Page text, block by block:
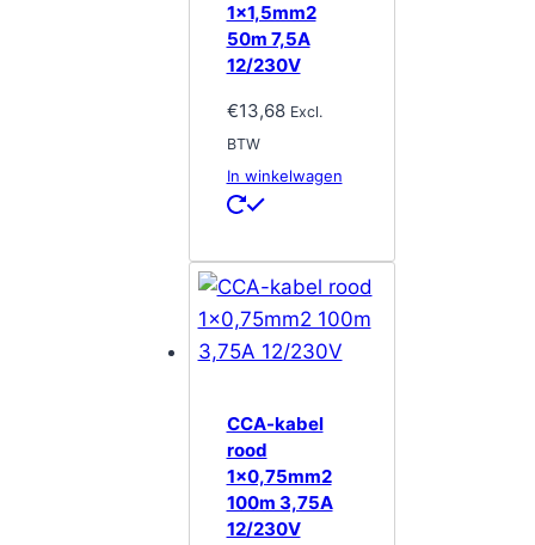
1×1,5mm2
50m 7,5A
12/230V
€13,68 Excl.
BTW
In winkelwagen
CCA-kabel
rood
1×0,75mm2
100m 3,75A
12/230V